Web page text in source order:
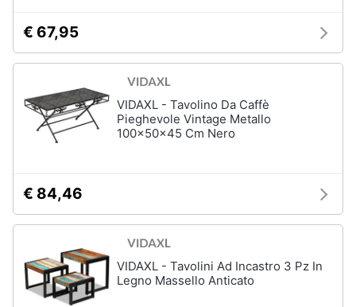
€ 67,95
VIDAXL - Tavolino Da Caffè
Pieghevole Vintage Metallo
100x50x45 Cm Nero
€ 84,46
VIDAXL - Tavolini Ad Incastro 3 Pz In
Legno Massello Anticato